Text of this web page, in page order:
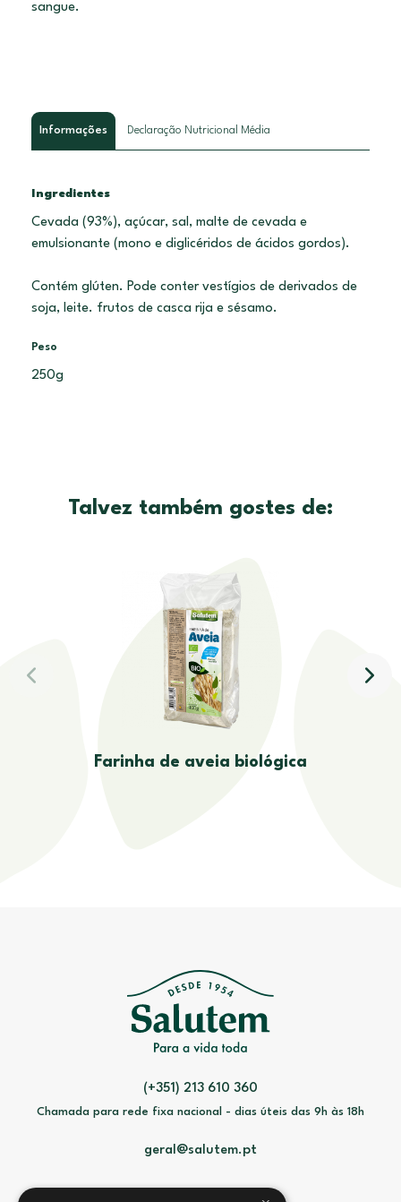
sangue.
Informações Declaração Nutricional Média
Ingredientes
Cevada (93%), açúcar, sal, malte de cevada e
emulsionante (mono e diglicéridos de ácidos gordos).
Contém glúten. Pode conter vestígios de derivados de
soja, leite. frutos de casca rija e sésamo.
Peso
250g
Talvez também gostes de:
Farinha de aveia biológica
(+351) 213 610 360
Chamada para rede fixa nacional - dias úteis das 9h às 18h
geral@salutem.pt